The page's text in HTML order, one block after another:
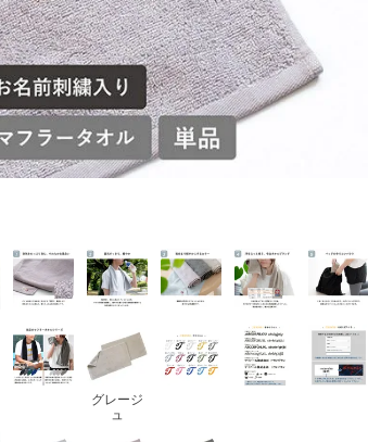
グレージ
ュ